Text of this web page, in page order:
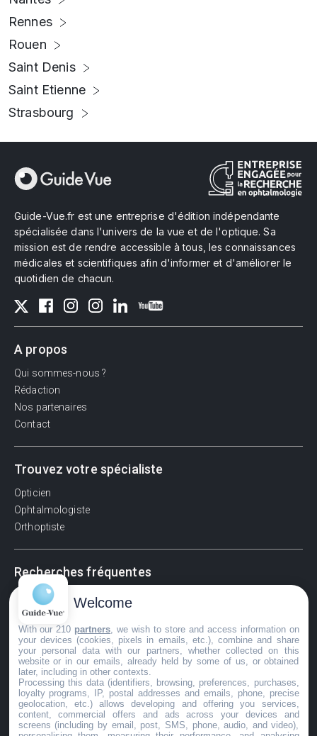
Rennes
Rouen
Saint Denis
Saint Etienne
Strasbourg
Guide-Vue.fr est une entreprise d'édition indépendante
spécialisée dans l'univers de la vue et de l'optique. Sa
mission est de rendre accessible à tous, les connaissances
médicales et scientifiques afin d'informer et d'améliorer le
quotidien de chacun.
A propos
Qui sommes-nous ?
Rédaction
Nos partenaires
Contact
Trouvez votre spécialiste
Opticien
Ophtalmologiste
Orthoptiste
Recherches fréquentes
Pathologies adultes
Signes d'une urgence ophtalmologique
La vision
Acuité visuelle
Myosis / mydriase
Œdème oculaire
©GuideVue2024
Welcome
With our 210 partners , we wish to store and access information on
your devices (cookies, pixels in emails, etc.), combine and share
your personal data with our partners, whether collected on this
website or in our emails, already held by some of us, or obtained
later, including in other contexts.
Processing this data (identifiers, browsing, preferences, purchases,
loyalty programs, IP, postal addresses and emails, phone, precise
geolocation, etc.) allows developing and offering you services,
content, commercial offers and ads across your devices and
screens (including by email, post, SMS, phone, audio, and video),